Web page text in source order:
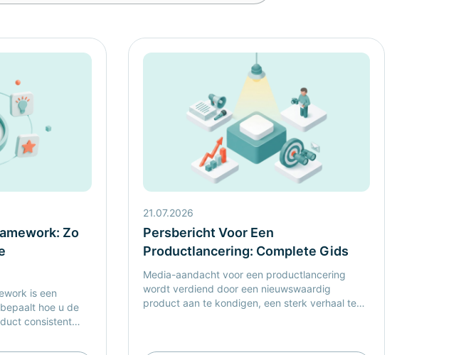
Zo
is een
hoe u de
consistent
21.07.2026
Persbericht Voor Een
Productlancering: Complete Gids
Media-aandacht voor een productlancering
wordt verdiend door een nieuwswaardig
product aan te kondigen, een sterk verhaal te
×
×